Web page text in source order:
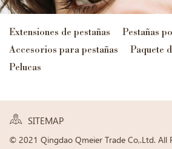
Extensiones de pestañas
Pestañas
Accesorios para pestañas
Paquete
Pelucas
SITEMAP
© 2021 Qingdao Qmeier Trade Co,.Ltd. All